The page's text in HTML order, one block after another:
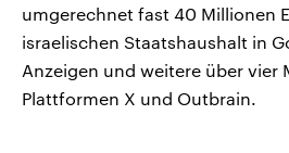
umgerechnet fast 40 Millionen
israelischen Staatshaushalt in
Anzeigen und weitere über vier
Plattformen X und Outbrain.